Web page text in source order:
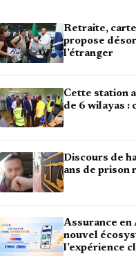
Retraite,
propose
l’étranger
Cette station
de 6 wilayas :
Discours de
ans de prison
Assurance en
nouvel
l’expérience